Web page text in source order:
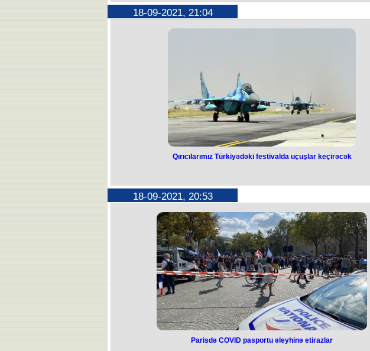
18-09-2021, 21:04
Qırıcılarımız Türkiyədəki festivalda uçuşlar keçirəcək
18-09-2021, 20:53
Parisdə COVID pasportu əleyhinə etirazlar